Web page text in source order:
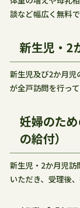
談など幅広く無料で
新生児・2
新生児及び2か月児
が全戸訪問を行って
妊婦のた
の給付）
新生児・2か月児訪
いただき、受理後